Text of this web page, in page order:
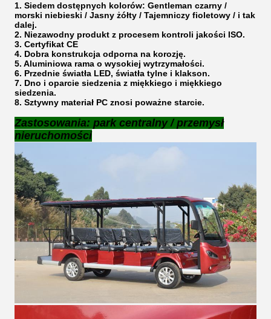
1. Siedem dostępnych kolorów: Gentleman czarny /
morski niebieski / Jasny żółty / Tajemniczy fioletowy / i tak
dalej.
2. Niezawodny produkt z procesem kontroli jakości ISO.
3. Certyfikat CE
4. Dobra konstrukcja odporna na korozję.
5. Aluminiowa rama o wysokiej wytrzymałości.
6. Przednie światła LED, światła tylne i klakson.
7. Dno i oparcie siedzenia z miękkiego i miękkiego
siedzenia.
8. Sztywny materiał PC znosi poważne starcie.
Zastosowania: park centralny / przemysł
nieruchomości